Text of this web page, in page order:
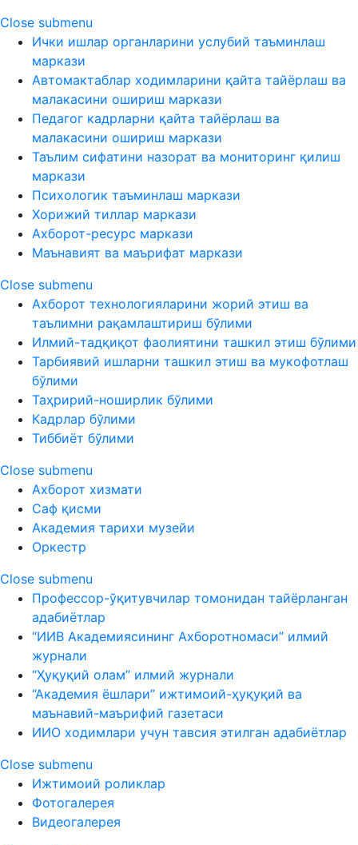
Close submenu
Ички ишлар органларини услубий таъминлаш
маркази
Автомактаблар ходимларини қайта тайёрлаш ва
малакасини ошириш маркази
Педагог кадрларни қайта тайёрлаш ва
малакасини ошириш маркази
Таълим сифатини назорат ва мониторинг қилиш
маркази
Психологик таъминлаш маркази
Хорижий тиллар маркази
Ахборот-ресурс маркази
Маънавият ва маърифат маркази
Close submenu
Ахборот технологияларини жорий этиш ва
таълимни рақамлаштириш бўлими
Илмий-тадқиқот фаолиятини ташкил этиш бўлими
Тарбиявий ишларни ташкил этиш ва мукофотлаш
бўлими
Таҳририй-ноширлик бўлими
Кадрлар бўлими
Тиббиёт бўлими
Close submenu
Ахборот хизмати
Саф қисми
Академия тарихи музейи
Оркестр
Close submenu
Профессор-ўқитувчилар томонидан тайёрланган
адабиётлар
“ИИВ Академиясининг Ахборотномаси” илмий
журнали
“Ҳуқуқий олам” илмий журнали
“Академия ёшлари” ижтимоий-ҳуқуқий ва
маънавий-маърифий газетаси
ИИО ходимлари учун тавсия этилган адабиётлар
Close submenu
Ижтимоий роликлар
Фотогалерея
Видеогалерея